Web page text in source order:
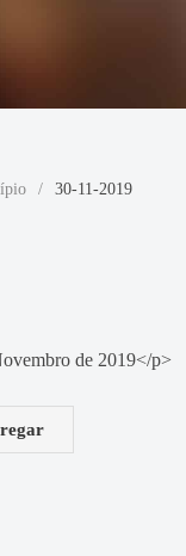
/ 30-11-2019
de 2019</p>